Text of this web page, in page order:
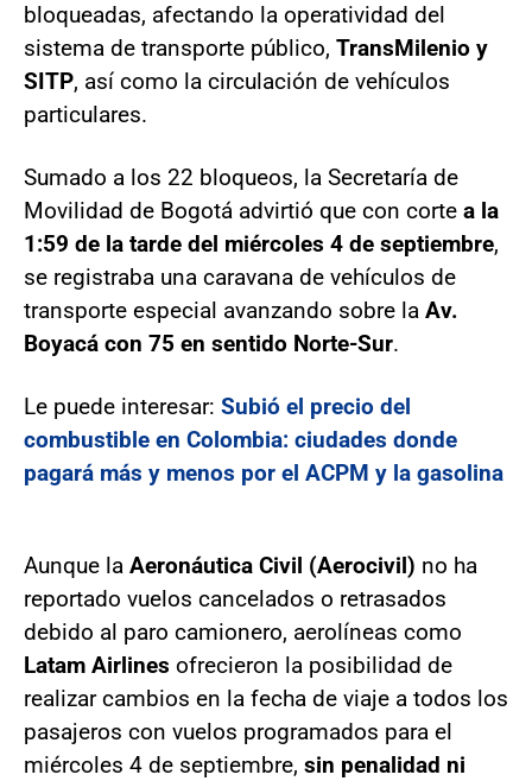
bloqueadas, afectando la operatividad del
sistema de transporte público, TransMilenio y
SITP, así como la circulación de vehículos
particulares.
Sumado a los 22 bloqueos, la Secretaría de
Movilidad de Bogotá advirtió que con corte a la
1:59 de la tarde del miércoles 4 de septiembre,
se registraba una caravana de vehículos de
transporte especial avanzando sobre la Av.
Boyacá con 75 en sentido Norte-Sur.
Le puede interesar: Subió el precio del
combustible en Colombia: ciudades donde
pagará más y menos por el ACPM y la gasolina
Aunque la Aeronáutica Civil (Aerocivil) no ha
reportado vuelos cancelados o retrasados
debido al paro camionero, aerolíneas como
Latam Airlines ofrecieron la posibilidad de
realizar cambios en la fecha de viaje a todos los
pasajeros con vuelos programados para el
miércoles 4 de septiembre, sin penalidad ni